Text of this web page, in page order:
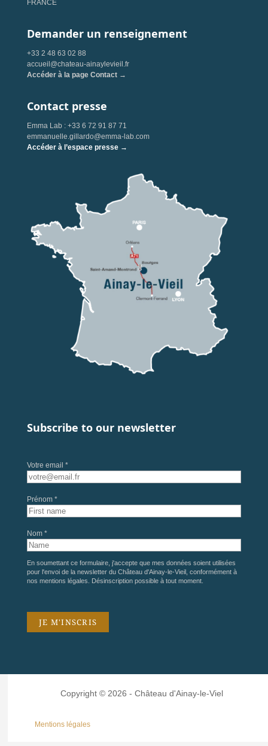
FRANCE
Demander un renseignement
+33 2 48 63 02 88
accueil@chateau-ainaylevieil.fr
Accéder à la page Contact →
Contact presse
Emma Lab : +33 6 72 91 87 71
emmanuelle.gillardo@emma-lab.com
Accéder à l’espace presse →
Subscribe to our newsletter
Votre email *
Prénom *
Nom *
En soumettant ce formulaire, j'accepte que mes données soient utilisées
pour l'envoi de la newsletter du Château d'Ainay-le-Vieil, conformément à
nos mentions légales . Désinscription possible à tout moment.
Copyright © 2026 - Château d'Ainay-le-Viel
Mentions légales